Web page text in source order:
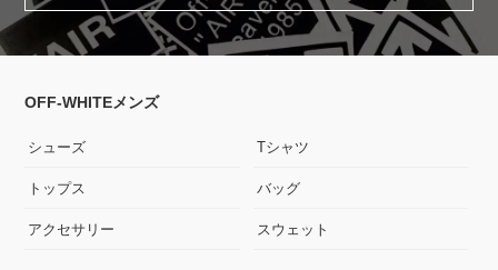
OFF-WHITEメンズ
シューズ Tシャツ
トップス バッグ
アクセサリー スウェット